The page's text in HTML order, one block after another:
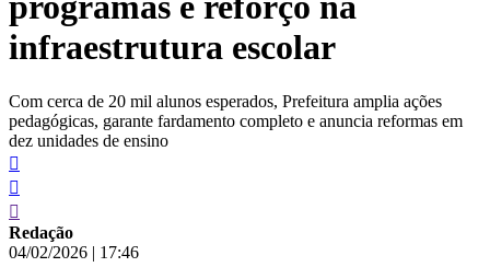
infraestrutura escolar
Com cerca de 20 mil alunos esperados, Prefeitura amplia ações
pedagógicas, garante fardamento completo e anuncia reformas em
dez unidades de ensino
Redação
04/02/2026 | 17:46